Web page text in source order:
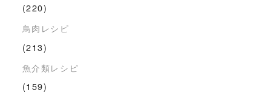
(220)
鳥肉レシピ
(213)
魚介類レシピ
(159)